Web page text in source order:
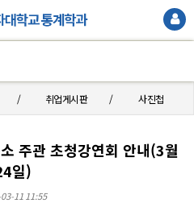
취업게시판 사진첩
주관 초청강연회 안내(3월
일)
11 11:55